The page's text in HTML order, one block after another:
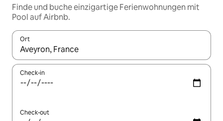
Finde und buche einzigartige Ferienwohnungen mit
Pool auf Airbnb.
Ort
Wenn Ergebnisse verfügbar sind, navigiere mit den
Check-in
Check-out